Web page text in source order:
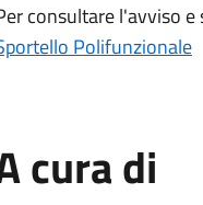
consultare l'avviso
Polifunzionale
cura di